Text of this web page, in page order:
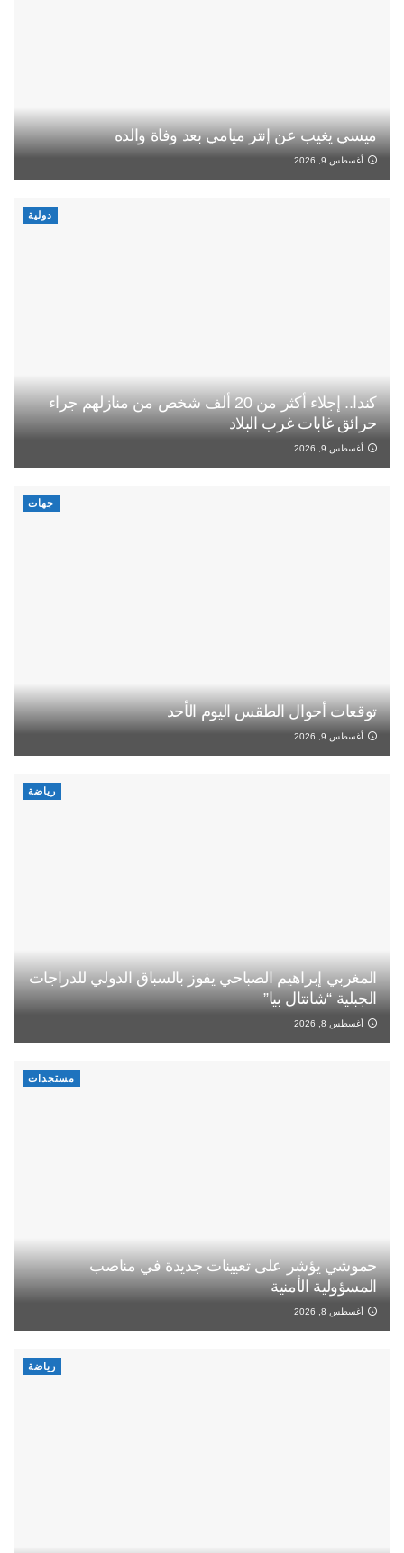
ميسي يغيب عن إنتر ميامي بعد وفاة والده
أغسطس 9, 2026
دولية
كندا.. إجلاء أكثر من 20 ألف شخص من منازلهم جراء
حرائق غابات غرب البلاد
أغسطس 9, 2026
جهات
توقعات أحوال الطقس اليوم الأحد
أغسطس 9, 2026
رياضة
المغربي إبراهيم الصباحي يفوز بالسباق الدولي للدراجات
الجبلية “شانتال بيا”
أغسطس 8, 2026
مستجدات
حموشي يؤشر على تعيينات جديدة في مناصب
المسؤولية الأمنية
أغسطس 8, 2026
رياضة